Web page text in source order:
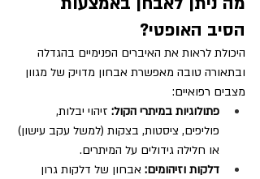
הסיב האופטי?
היכולת לראות את האיברים הפנימיים בהגדלה
ובתאורה טובה מאפשרת אבחון מדויק של מגוון
מצבים רפואיים:
פתולוגיות במיתרי הקול: זיהוי יבלות,
פוליפים, ציסטות, בצקות (למשל עקב עישון)
או חלילה גידולים על המיתרים.
דלקות וזיהומים: אבחון של דלקות גרון